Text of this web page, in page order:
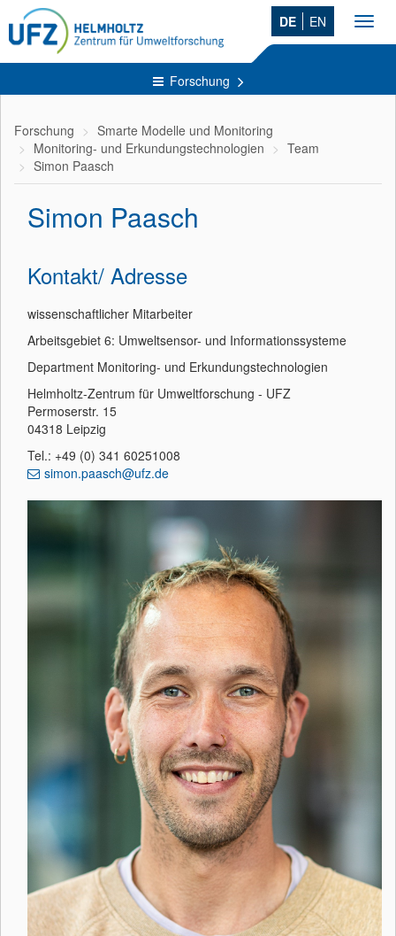
DE EN
Forschung
Forschung
Smarte Modelle und Monitoring
Monitoring- und Erkundungstechnologien
Team
Simon Paasch
Simon Paasch
Kontakt/ Adresse
wissenschaftlicher Mitarbeiter
Arbeitsgebiet 6: Umweltsensor- und Informationssysteme
Department Monitoring- und Erkundungstechnologien
Helmholtz-Zentrum für Umweltforschung - UFZ
Permoserstr. 15
04318 Leipzig
Tel.: +49 (0) 341 60251008
simon.paasch@ufz.de